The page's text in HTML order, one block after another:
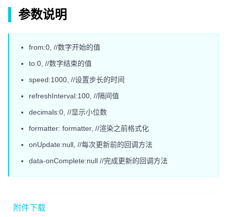
参数说明
from:0, //数字开始的值
to:0, //数字结束的值
speed:1000, //设置步长的时间
refreshInterval:100, //隔间值
decimals:0, //显示小位数
formatter: formatter, //渲染之前格式化
onUpdate:null, //每次更新前的回调方法
data-onComplete:null //完成更新的回调方法
附件下载